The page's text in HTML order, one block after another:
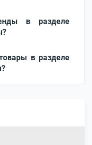
в разделе
в разделе